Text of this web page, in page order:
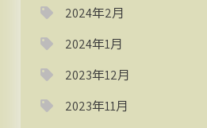
2024年2月
2024年1月
2023年12月
2023年11月